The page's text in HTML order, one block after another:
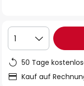
1
50 Tage
Kauf auf